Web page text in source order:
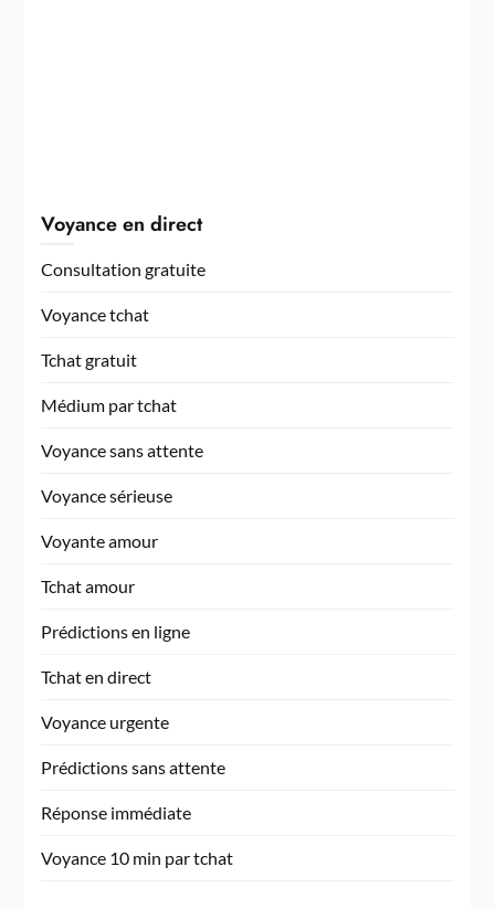
Voyance en direct
Consultation gratuite
Voyance tchat
Tchat gratuit
Médium par tchat
Voyance sans attente
Voyance sérieuse
Voyante amour
Tchat amour
Prédictions en ligne
Tchat en direct
Voyance urgente
Prédictions sans attente
Réponse immédiate
Voyance 10 min par tchat